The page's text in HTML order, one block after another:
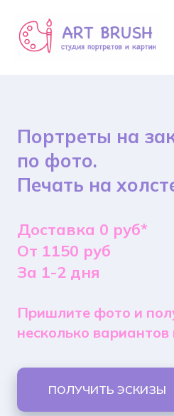
Портреты на
по фото.
Печать на
Доставка 0 руб*
От 1150 руб
За 1-2 дня
Пришлите фото и
несколько вариантов
ПОЛУЧИТЬ ЭСКИЗЫ